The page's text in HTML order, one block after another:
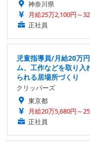
神奈川県
月給25万2,100円～
正社員
児童指導員/月給20万
ム、工作などを取り入
られる居場所づくり
クリッパーズ
東京都
月給20万5,680円～
正社員